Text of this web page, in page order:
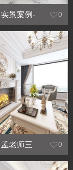
实景案例-
现代
0
孟老师三
居
0